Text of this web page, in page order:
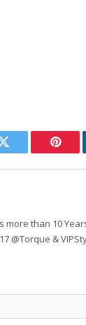
Twitter
than 10
@Torque &